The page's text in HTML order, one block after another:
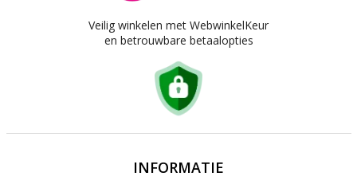
Veilig winkelen met WebwinkelKeur
en betrouwbare betaalopties
INFORMATIE